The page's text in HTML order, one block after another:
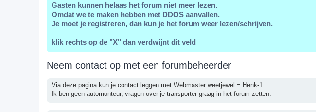
Gasten kunnen helaas het forum niet meer lezen.
Omdat we te maken hebben met DDOS aanvallen.
Je moet je registreren, dan kun je het forum weer lezen/schrijven.
klik rechts op de "X" dan verdwijnt dit veld
Neem contact op met een forumbeheerder
Via deze pagina kun je contact leggen met Webmaster weetjewel = Henk-1 .
Ik ben geen automonteur, vragen over je transporter graag in het forum zetten.